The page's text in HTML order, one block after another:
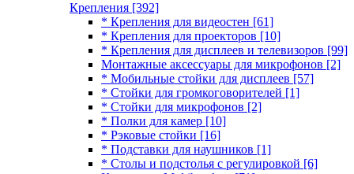
Крепления [392]
* Крепления для видеостен [61]
* Крепления для проекторов [10]
* Крепления для дисплеев и телевизоров [99]
Монтажные аксессуары для микрофонов [2]
* Мобильные стойки для дисплеев [57]
* Стойки для громкоговорителей [1]
* Стойки для микрофонов [2]
* Полки для камер [10]
* Рэковые стойки [16]
* Подставки для наушников [1]
* Столы и подстолья с регулировкой [6]